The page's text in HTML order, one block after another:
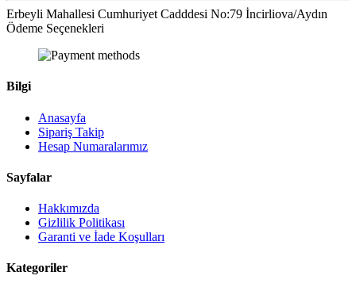
Erbeyli Mahallesi Cumhuriyet Cadddesi No:79 İncirliova/Aydın
Ödeme Seçenekleri
Bilgi
Anasayfa
Sipariş Takip
Hesap Numaralarımız
Sayfalar
Hakkımızda
Gizlilik Politikası
Garanti ve İade Koşulları
Kategoriler